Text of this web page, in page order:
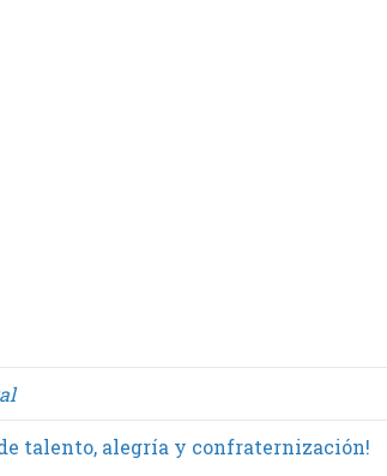
talento, alegría y confraternización!